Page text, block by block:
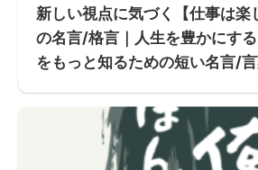
新しい視点に気づく【仕事は楽
の名言/格言｜人生を豊かにす
をもっと知るための短い名言/